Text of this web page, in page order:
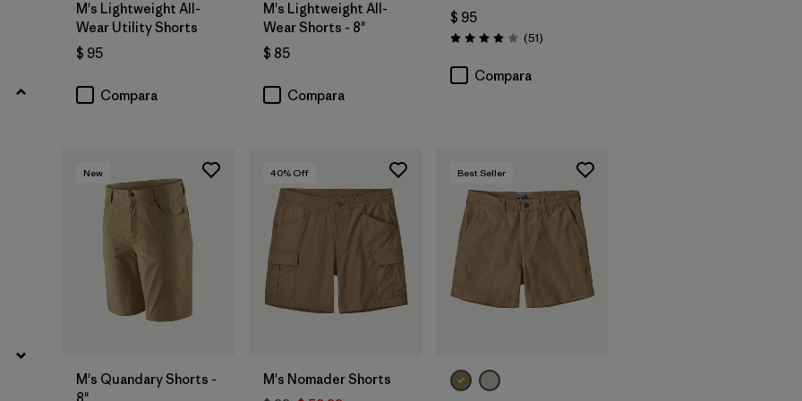
M's Lightweight All-
Wear Utility Shorts
$ 95
Compara
M's Lightweight All-
Wear Shorts - 8"
$ 85
Compara
$ 95
Valoración: 3.9 / 5
(51Comentarios
)
Compara
New
M's Quandary Shorts -
40% Off
M's Nomader Shorts
Best Seller